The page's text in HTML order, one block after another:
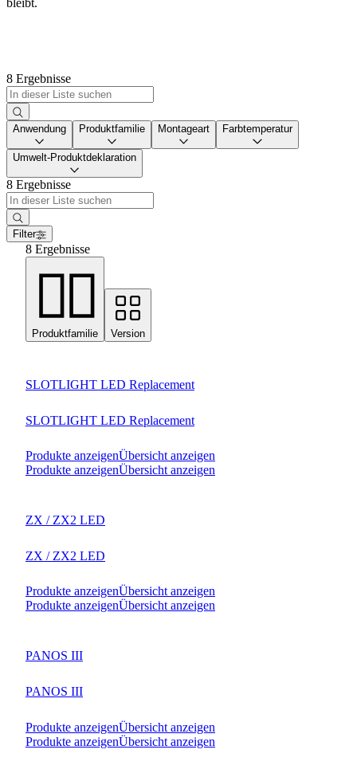
bleibt.
8 Ergebnisse
Anwendung Produktfamilie Montageart Farbtemperatur
Umwelt-Produktdeklaration
8 Ergebnisse
Filter
8 Ergebnisse
Produktfamilie Version
SLOTLIGHT LED Replacement
SLOTLIGHT LED Replacement
Produkte anzeigenÜbersicht anzeigen
Produkte anzeigenÜbersicht anzeigen
ZX / ZX2 LED
ZX / ZX2 LED
Produkte anzeigenÜbersicht anzeigen
Produkte anzeigenÜbersicht anzeigen
PANOS III
PANOS III
Produkte anzeigenÜbersicht anzeigen
Produkte anzeigenÜbersicht anzeigen